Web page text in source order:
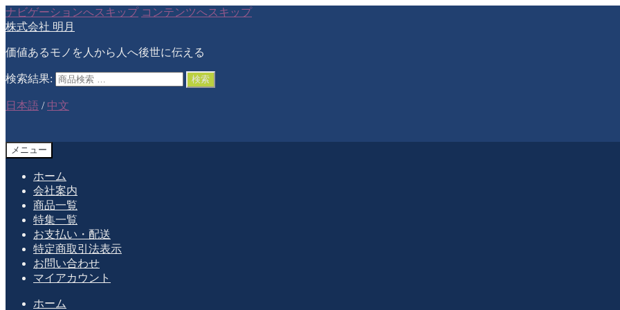
ナビゲーションへスキップ コンテンツへスキップ
株式会社 明月
価値あるモノを人から人へ後世に伝える
検索結果: 検索
日本語 / 中文
メニュー
ホーム
会社案内
商品一覧
特集一覧
お支払い・配送
特定商取引法表示
お問い合わせ
マイアカウント
ホーム